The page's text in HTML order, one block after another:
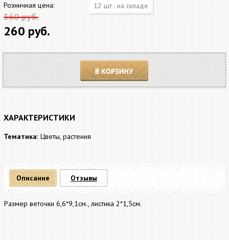
Розничная цена:
560 руб.
260 руб.
12 шт . на складе
В корзину
ХАРАКТЕРИСТИКИ
Тематика: Цветы, растения
Описание
Размер веточки 6,6*9,1см., листика 2*1,5см.
Отзывы